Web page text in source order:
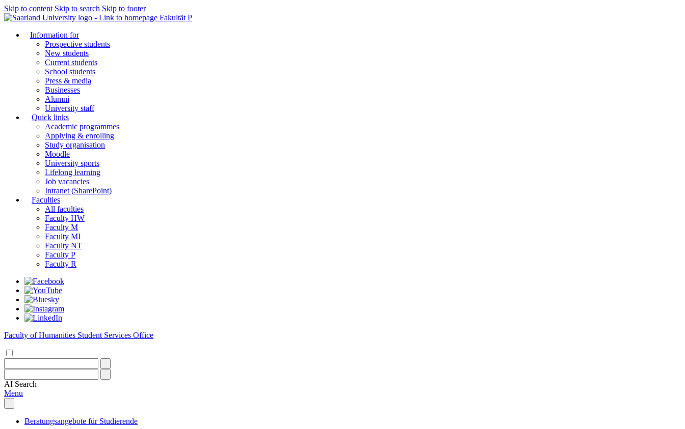
Skip to content Skip to search Skip to footer
Fakultät P
Information for
Prospective students
New students
Current students
School students
Press & media
Businesses
Alumni
University staff
Quick links
Academic programmes
Applying & enrolling
Study organisation
Moodle
University sports
Lifelong learning
Job vacancies
Intranet (SharePoint)
Faculties
All faculties
Faculty HW
Faculty M
Faculty MI
Faculty NT
Faculty P
Faculty R
Faculty of Humanities Student Services Office
AI Search
Menu
Beratungsangebote für Studierende